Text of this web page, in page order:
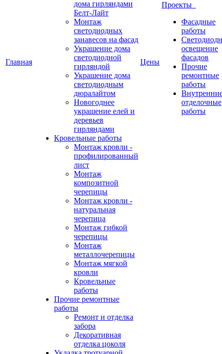
Главная
дома гирляндами
Белт-Лайт
Монтаж
светодиодных
занавесов на фасад
Украшение дома
светодиодной
гирляндой
Украшение дома
светодиодным
дюралайтом
Новогоднее
украшение елей и
деревьев
гирляндами
Кровельные работы
Монтаж кровли -
профилированный
лист
Монтаж
композитной
черепицы
Монтаж кровли -
натуральная
черепица
Монтаж гибкой
черепицы
Монтаж
металлочерепицы
Монтаж мягкой
кровли
Кровельные
работы
Прочие ремонтные
работы
Ремонт и отделка
забора
Декоративная
отделка цоколя
Цены
Проекты
Фасадные
работы
освещение
фасадов
Прочие
ремонтные
работы
отделочные
работы